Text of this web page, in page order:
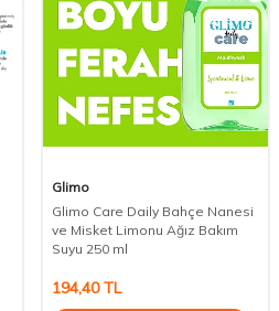
Glimo
Glimo Care Daily Bahçe Nanesi
ve Misket Limonu Ağız Bakım
Suyu 250 ml
194,40TL